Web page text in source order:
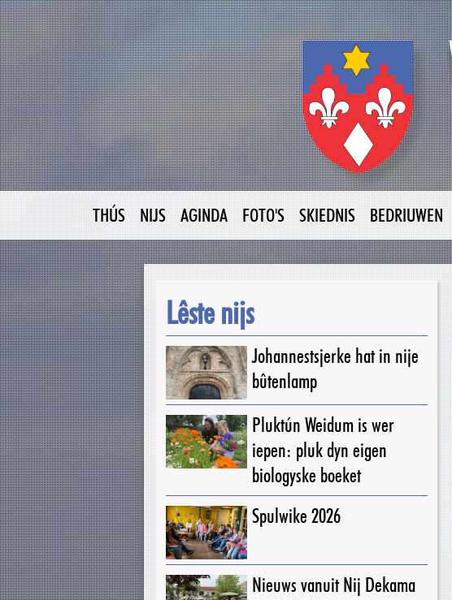
THÚS NIJS AGINDA FOTO'S SKIEDNIS BEDRIUWEN
Lêste nijs
Johannestsjerke hat in nije
bûtenlamp
Pluktún Weidum is wer
iepen: pluk dyn eigen
biologyske boeket
Spulwike 2026
Nieuws vanuit Nij Dekama